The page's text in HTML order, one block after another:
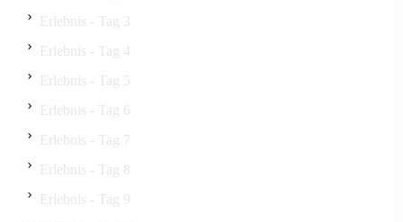
Erlebnis - Tag 3
Erlebnis - Tag 4
Erlebnis - Tag 5
Erlebnis - Tag 6
Erlebnis - Tag 7
Erlebnis - Tag 8
Erlebnis - Tag 9